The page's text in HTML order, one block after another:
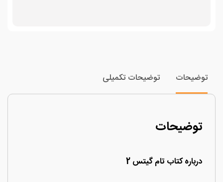
توضیحات تکمیلی
توضیحات
درباره کتاب تام گیتس 2